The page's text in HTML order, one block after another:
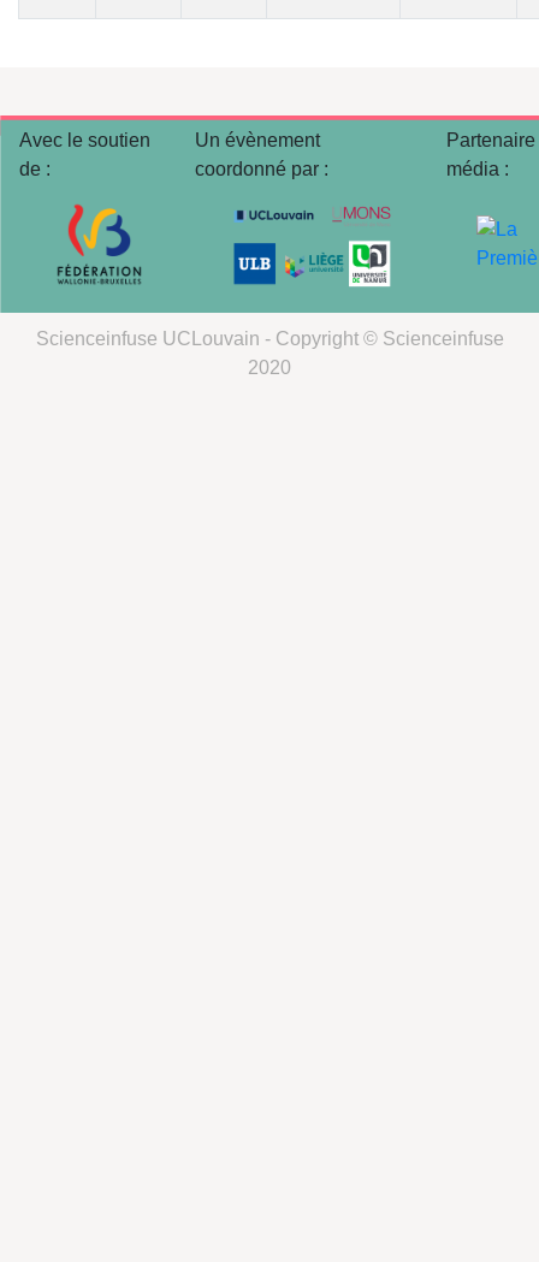
Avec le soutien
de :
Un évènement
coordonné par :
Partenaire
média :
Scienceinfuse UCLouvain - Copyright © Scienceinfuse
2020